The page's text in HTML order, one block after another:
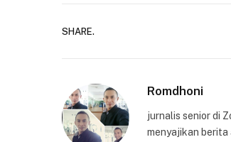
SHARE.
Romdhoni
jurnalis senior di
menyajikan berita